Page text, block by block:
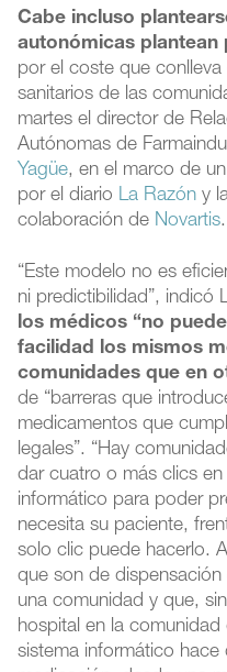
Cabe incluso
autonómicas
por el coste que
sanitarios de las
martes el director de
Autónomas de
Yagüe, en el marco de
por el diario La Razón y
colaboración de Novartis.
“Este modelo no es
ni predictibilidad”, indicó
los médicos “no
facilidad los mismos
comunidades que en
de “barreras que
medicamentos que
legales”. “Hay
dar cuatro o más clics
informático para poder
necesita su paciente,
solo clic puede hacerlo.
que son de
una comunidad y que,
hospital en la
sistema informático hace